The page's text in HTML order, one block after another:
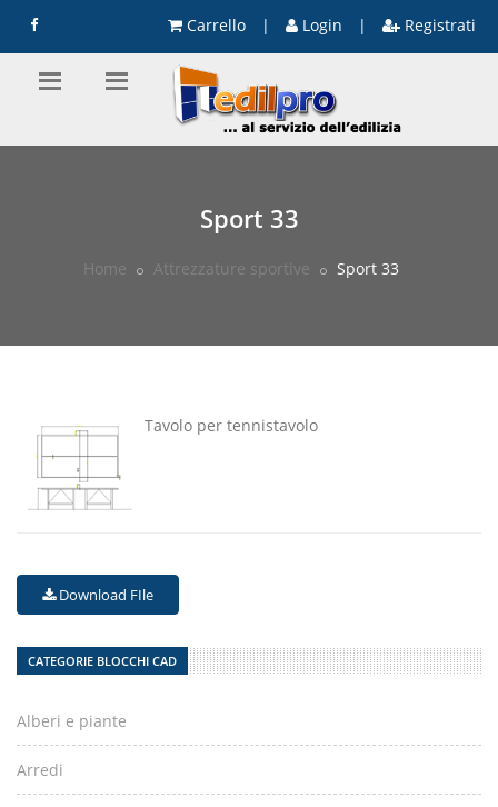
Carrello | Login | Registrati
Sport 33
Home Attrezzature sportive Sport 33
Tavolo per tennistavolo
Download FIle
CATEGORIE BLOCCHI CAD
Alberi e piante
Arredi